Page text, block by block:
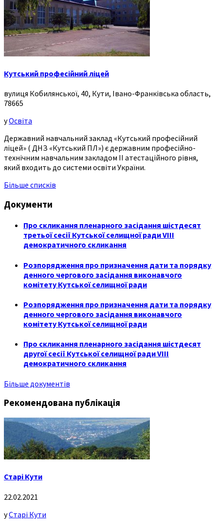
Кутський професійний ліцей
вулиця Кобилянської, 40, Кути, Івано-Франківська область,
78665
уОсвіта
Державний навчальний заклад «Кутський професійний
ліцей» ( ДНЗ «Кутський ПЛ») є державним професійно-
технічним навчальним закладом ІІ атестаційного рівня,
який входить до системи освіти України.
Більше списків
Документи
Про скликання пленарного засідання шістдесят
третьої сесії Кутської селищної ради VIII
демократичного скликання
Розпорядження про призначення дати та порядку
денного чергового засідання виконавчого
комітету Кутської селищної ради
Розпорядження про призначення дати та порядку
денного чергового засідання виконавчого
комітету Кутської селищної ради
Про скликання пленарного засідання шістдесят
другої сесії Кутської селищної ради VIII
демократичного скликання
Більше документів
Рекомендована публікація
Старі Кути
22.02.2021
уСтарі Кути